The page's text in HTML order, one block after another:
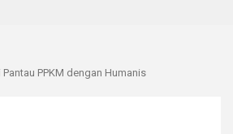
PPKM dengan Humanis